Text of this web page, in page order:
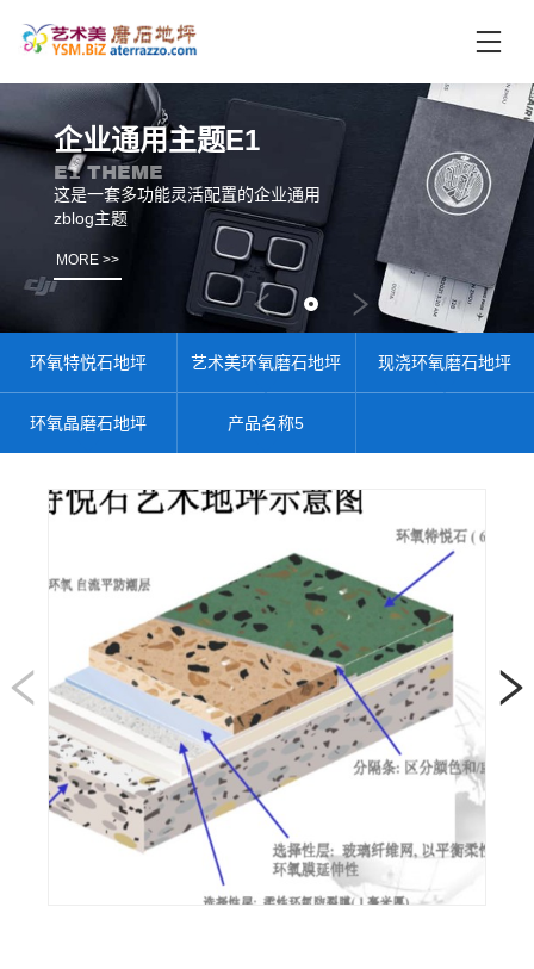
页
分
们
询
企业通用主题E1
E1 THEME
这是一套多功能灵活配置的企业通用
zblog主题
MORE >>
环氧特悦石地坪 艺术美环氧磨石地坪 现浇环氧磨石地坪
环氧晶磨石地坪 产品名称5